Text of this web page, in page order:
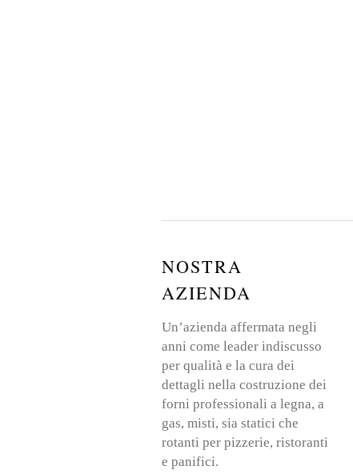
NOSTRA
AZIENDA
Un’azienda affermata negli
anni come leader indiscusso
per qualità e la cura dei
dettagli nella costruzione dei
forni professionali a legna, a
gas, misti, sia statici che
rotanti per pizzerie, ristoranti
e panifici.